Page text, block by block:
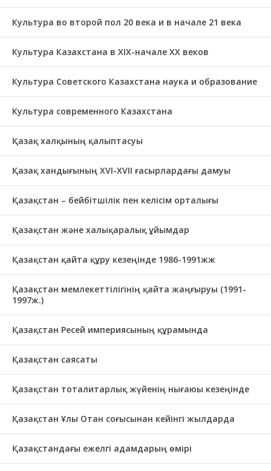
Культура во второй пол 20 века и в начале 21 века
Культура Казахстана в ХІХ-начале ХХ веков
Культура Советского Казахстана наука и образование
Культура современного Казахстана
Қазақ халқының қалыптасуы
Қазақ хандығының XVI-XVII ғасырлардағы дамуы
Қазақстан – бейбітшілік пен келісім орталығы
Қазақстан және халықаралық ұйымдар
Қазақстан қайта құру кезеңінде 1986-1991жж
Қазақстан мемлекеттілігінің қайта жаңғыруы (1991-
1997ж.)
Қазақстан Ресей империясының құрамында
Қазақстан саясаты
Қазақстан тоталитарлық жүйенің нығаюы кезеңінде
Қазақстан Ұлы Отан соғысынан кейінгі жылдарда
Қазақстандағы ежелгі адамдарың өмірі